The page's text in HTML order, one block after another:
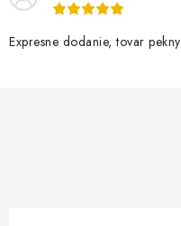
Expresne dodanie, tovar pekny